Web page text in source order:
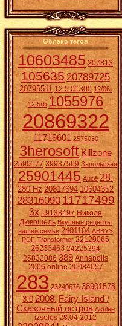
Облако тегов
10603485 207813
10563520789725
20795511 12.5.01300 12/06.
12.5гб 1055976
20869322
11719601 2575030
3herosoft Killzone
2590177 39937569 Запольская
25901445 Aucē 28.
280 Hz 20817694 10604352
2831609011717499
3x 19138497 Николя
Дювошель Вкусные рецепты
нашей семьи 2401104 ABBYY
PDF Transformer 22129065
26233463 24225394
25832086 389 Annapolis
2006 online 20084057
283 23240676 38901578
3:0 2008. Fairy Island /
Сказочный остров Ashlee
izsoles 28.04.2012